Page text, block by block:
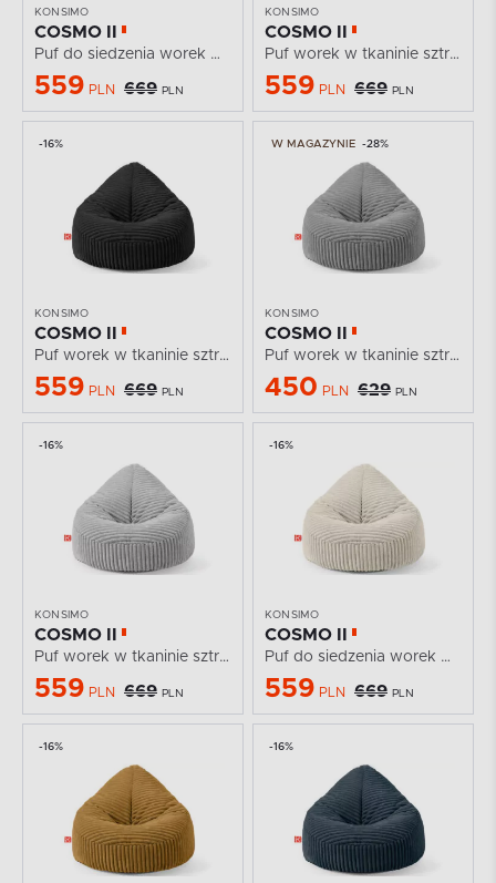
KONSIMO
COSMO II
Puf do siedzenia worek w tkaninie sztruks beżowy
559 PLN 669 PLN
KONSIMO
COSMO II
Puf worek w tkaninie sztruks ciemny zielony
559 PLN 669 PLN
-16%
KONSIMO
COSMO II
Puf worek w tkaninie sztruks czarny
559 PLN 669 PLN
W MAGAZYNIE -28%
KONSIMO
COSMO II
Puf worek w tkaninie sztruks ciemny szary
450 PLN 629 PLN
-16%
KONSIMO
COSMO II
Puf worek w tkaninie sztruks jasny szary
559 PLN 669 PLN
-16%
KONSIMO
COSMO II
Puf do siedzenia worek w tkaninie sztruks kremowy
559 PLN 669 PLN
-16% -16%